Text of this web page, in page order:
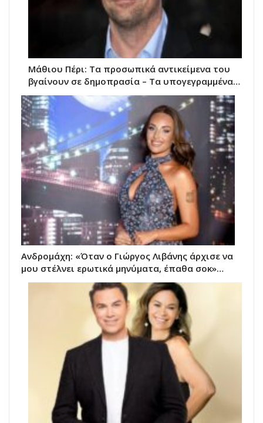
Μάθιου Πέρι: Τα προσωπικά αντικείμενα του
βγαίνουν σε δημοπρασία – Τα υπογεγραμμένα…
Ανδρομάχη: «Όταν ο Γιώργος Λιβάνης άρχισε να
μου στέλνει ερωτικά μηνύματα, έπαθα σοκ»…